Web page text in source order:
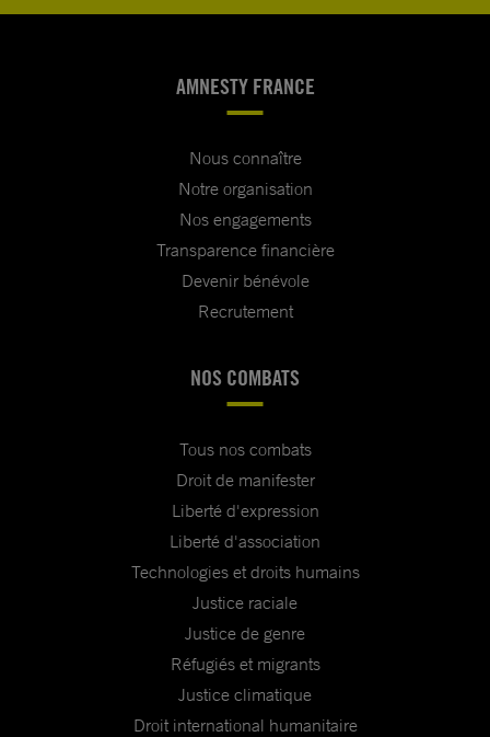
AMNESTY FRANCE
Nous connaître
Notre organisation
Nos engagements
Transparence financière
Devenir bénévole
Recrutement
NOS COMBATS
Tous nos combats
Droit de manifester
Liberté d'expression
Liberté d'association
Technologies et droits humains
Justice raciale
Justice de genre
Réfugiés et migrants
Justice climatique
Droit international humanitaire